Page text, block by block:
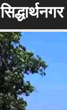
सिद्धार्थनगर